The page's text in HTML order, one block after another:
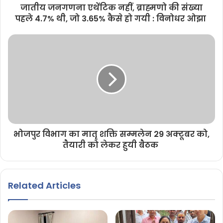
जातीय जनगणना एथेंटिक नहीं, ब्राह्मणो की संख्या
पहले 4.7% थी, जो 3.65% कैसे हो गयी : विनोधर ओझा
भोजपुर विभाग का मातृ शक्ति सम्मलेन 29 अक्टूबर को,
तैयारी को लेकर हुयी बैठक
Related Articles